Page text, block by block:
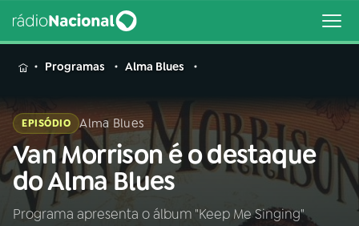
MENU
Buscar
na
Rádio
Nacional
Buscar
Programas Alma Blues
EPISÓDIO Alma Blues
Van Morrison é o destaque
do Alma Blues
Programa apresenta o álbum "Keep Me Singing"